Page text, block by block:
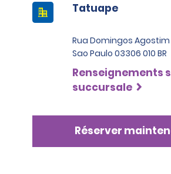
Tatuape
Rua Domingos Agostim
Sao Paulo 03306 010 BR
Renseignements
succursale
Réserver